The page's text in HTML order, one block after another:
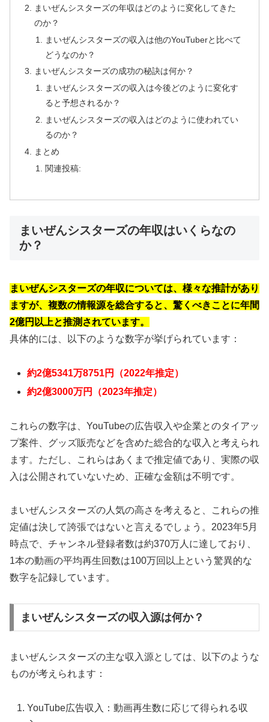
まいぜんシスターズの年収はどのように変化してきた
のか？
まいぜんシスターズの収入は他のYouTuberと比べて
どうなのか？
まいぜんシスターズの成功の秘訣は何か？
まいぜんシスターズの収入は今後どのように変化す
ると予想されるか？
まいぜんシスターズの収入はどのように使われてい
るのか？
まとめ
関連投稿:
まいぜんシスターズの年収はいくらなの
か？
まいぜんシスターズの年収については、様々な推計があり
ますが、複数の情報源を総合すると、驚くべきことに年間
2億円以上と推測されています。
具体的には、以下のような数字が挙げられています：
約2億5341万8751円（2022年推定）
約2億3000万円（2023年推定）
これらの数字は、YouTubeの広告収入や企業とのタイアッ
プ案件、グッズ販売などを含めた総合的な収入と考えられ
ます。ただし、これらはあくまで推定値であり、実際の収
入は公開されていないため、正確な金額は不明です。
まいぜんシスターズの人気の高さを考えると、これらの推
定値は決して誇張ではないと言えるでしょう。2023年5月
時点で、チャンネル登録者数は約370万人に達しており、
1本の動画の平均再生回数は100万回以上という驚異的な
数字を記録しています。
まいぜんシスターズの収入源は何か？
まいぜんシスターズの主な収入源としては、以下のような
ものが考えられます：
YouTube広告収入：動画再生数に応じて得られる収